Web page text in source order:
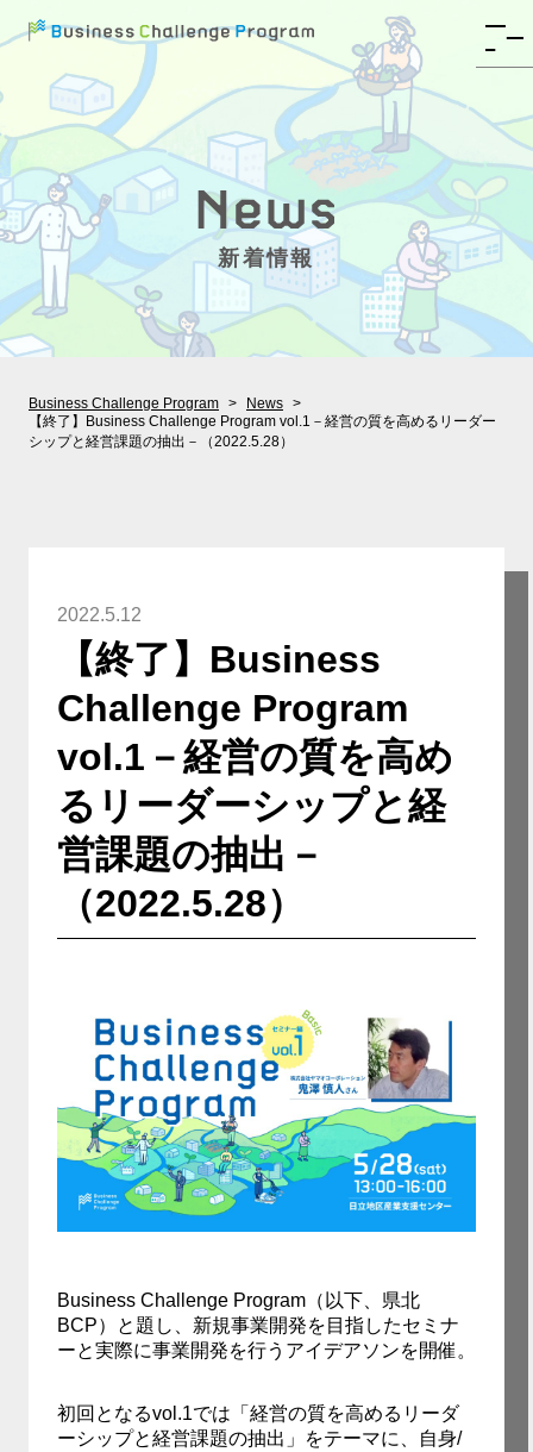
新着情報
Business Challenge Program
News
【終了】Business Challenge Program vol.1－経営の質を高めるリーダー
シップと経営課題の抽出－（2022.5.28）
2022.5.12
【終了】Business
Challenge Program
vol.1－経営の質を高め
るリーダーシップと経
営課題の抽出－
（2022.5.28）
Business Challenge Program（以下、県北
BCP）と題し、新規事業開発を目指したセミナ
ーと実際に事業開発を行うアイデアソンを開催。
初回となるvol.1では「経営の質を高めるリーダ
ーシップと経営課題の抽出」をテーマに、自身/